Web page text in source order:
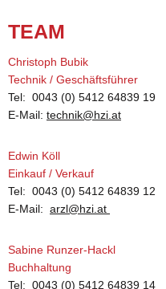
TEAM
Chris­toph Bubik
Tech­nik / Ge­schäfts­füh­rer
Tel: 0043 (0) 5412 64839 19
E-Mail: technik@​hzi.​at
Edwin Köll
Ein­kauf / Ver­kauf
Tel: 0043 (0) 5412 64839 12
E-Mail: arzl@​hzi.​at
Sa­bi­ne Run­zer-Hackl
Buch­hal­tung
Tel: 0043 (0) 5412 64839 14